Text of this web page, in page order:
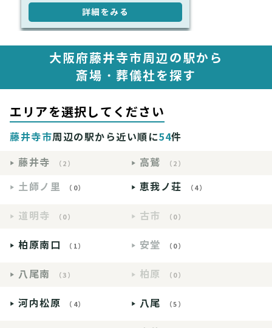
詳細をみる
大阪府藤井寺市周辺の駅から
斎場・葬儀社を探す
エリアを選択してください
藤井寺市周辺の駅から近い順に54件
藤井寺
（2） 高鷲 （2）
土師ノ里 （0） 恵我ノ荘 （4）
道明寺 （0） 古市 （0）
柏原南口 （1） 安堂 （0）
八尾南 （3） 柏原 （0）
河内松原 （4） 八尾 （5）